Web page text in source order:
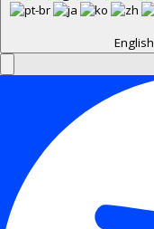
English